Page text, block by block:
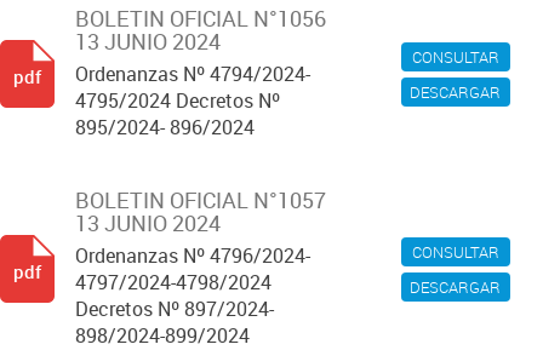
CONSULTAR
DESCARGAR
BOLETIN OFICIAL N°1056
13 JUNIO 2024
Ordenanzas Nº 4794/2024-
4795/2024 Decretos Nº
895/2024- 896/2024
pdf
CONSULTAR
DESCARGAR
BOLETIN OFICIAL N°1057
13 JUNIO 2024
Ordenanzas Nº 4796/2024-
4797/2024-4798/2024
Decretos Nº 897/2024-
898/2024-899/2024
pdf